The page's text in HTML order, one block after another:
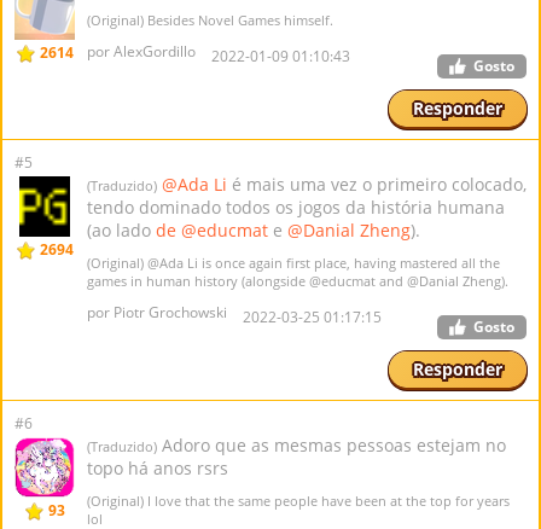
2614
(Original) Besides Novel Games himself.
por AlexGordillo 2022-01-09 01:10:43 Gosto
Responder
#5
2694
(Traduzido) @Ada Li é mais uma vez o primeiro colocado,
tendo dominado todos os jogos da história humana
(ao lado de @educmat e @Danial Zheng).
(Original) @Ada Li is once again first place, having mastered all the
games in human history (alongside @educmat and @Danial Zheng).
por Piotr Grochowski 2022-03-25 01:17:15 Gosto
Responder
#6
93
(Traduzido) Adoro que as mesmas pessoas estejam no
topo há anos rsrs
(Original) I love that the same people have been at the top for years
lol